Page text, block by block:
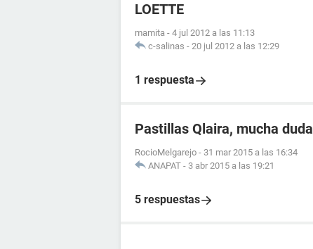
LOETTE
mamita - 4 jul 2012 a las 11:13
c-salinas - 20 jul 2012 a las 12:29
1 respuesta
Pastillas Qlaira, mucha duda
RocioMelgarejo - 31 mar 2015 a las 16:34
ANAPAT - 3 abr 2015 a las 19:21
5 respuestas